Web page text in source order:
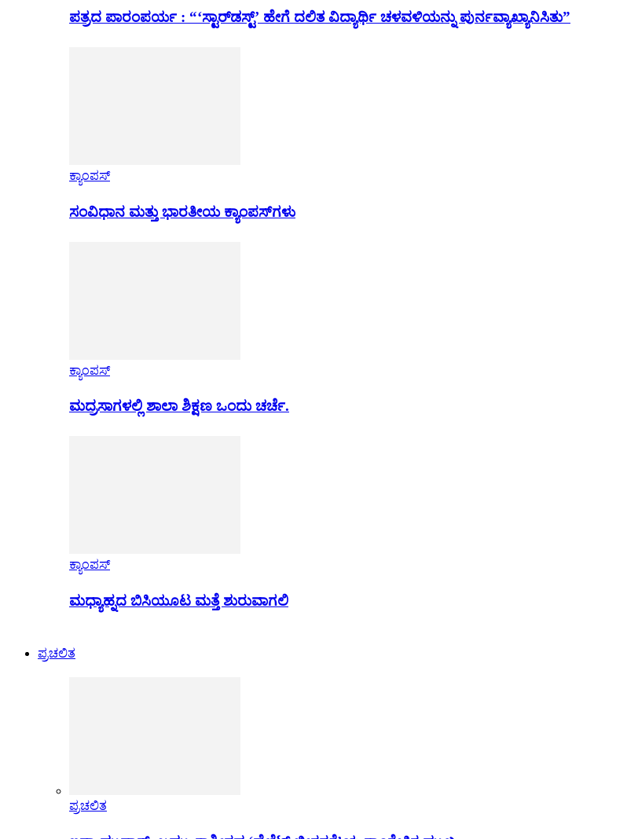
ಪತ್ರದ ಪಾರಂಪರ್ಯ : “‘ಸ್ಟಾರ್‌ಡಸ್ಟ್’ ಹೇಗೆ ದಲಿತ ವಿದ್ಯಾರ್ಥಿ ಚಳವಳಿಯನ್ನು ಪುರ್ನವ್ಯಾಖ್ಯಾನಿಸಿತು”
ಕ್ಯಾಂಪಸ್
ಸಂವಿಧಾನ ಮತ್ತು ಭಾರತೀಯ ಕ್ಯಾಂಪಸ್‌ಗಳು
ಕ್ಯಾಂಪಸ್
ಮದ್ರಸಾಗಳಲ್ಲಿ ಶಾಲಾ ಶಿಕ್ಷಣ ಒಂದು ಚರ್ಚೆ.
ಕ್ಯಾಂಪಸ್
ಮಧ್ಯಾಹ್ನದ ಬಿಸಿಯೂಟ ಮತ್ತೆ ಶುರುವಾಗಲಿ
ಪ್ರಚಲಿತ
ಪ್ರಚಲಿತ